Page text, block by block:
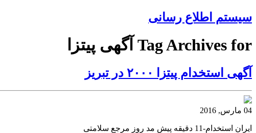
سیستم اطلاع رسانی
Tag Archives for آگهی پیتزا
آگهی استخدام پیتزا ۲۰۰۰ در تبریز
04 مارس, 2016
ایران استخدام-11 دقیقه پیش مد روز مرجع سلامتی